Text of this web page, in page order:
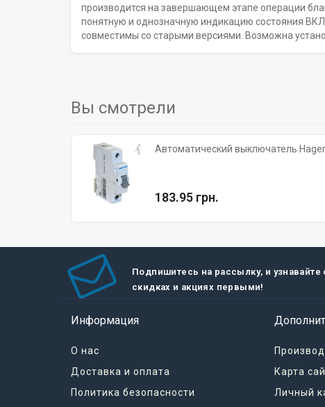
производится на завершающем этапе операции
понятную и однозначную индикацию состояния
совместимы со старыми версиями. Возможна
Вы смотрели
Автоматический выключатель
183.95 грн.
Подпишитесь на рассылку, и узнавайте
скидках и акциях первыми!
Информация
О нас
Доставка и оплата
Политика безопасности
Карта
Личный